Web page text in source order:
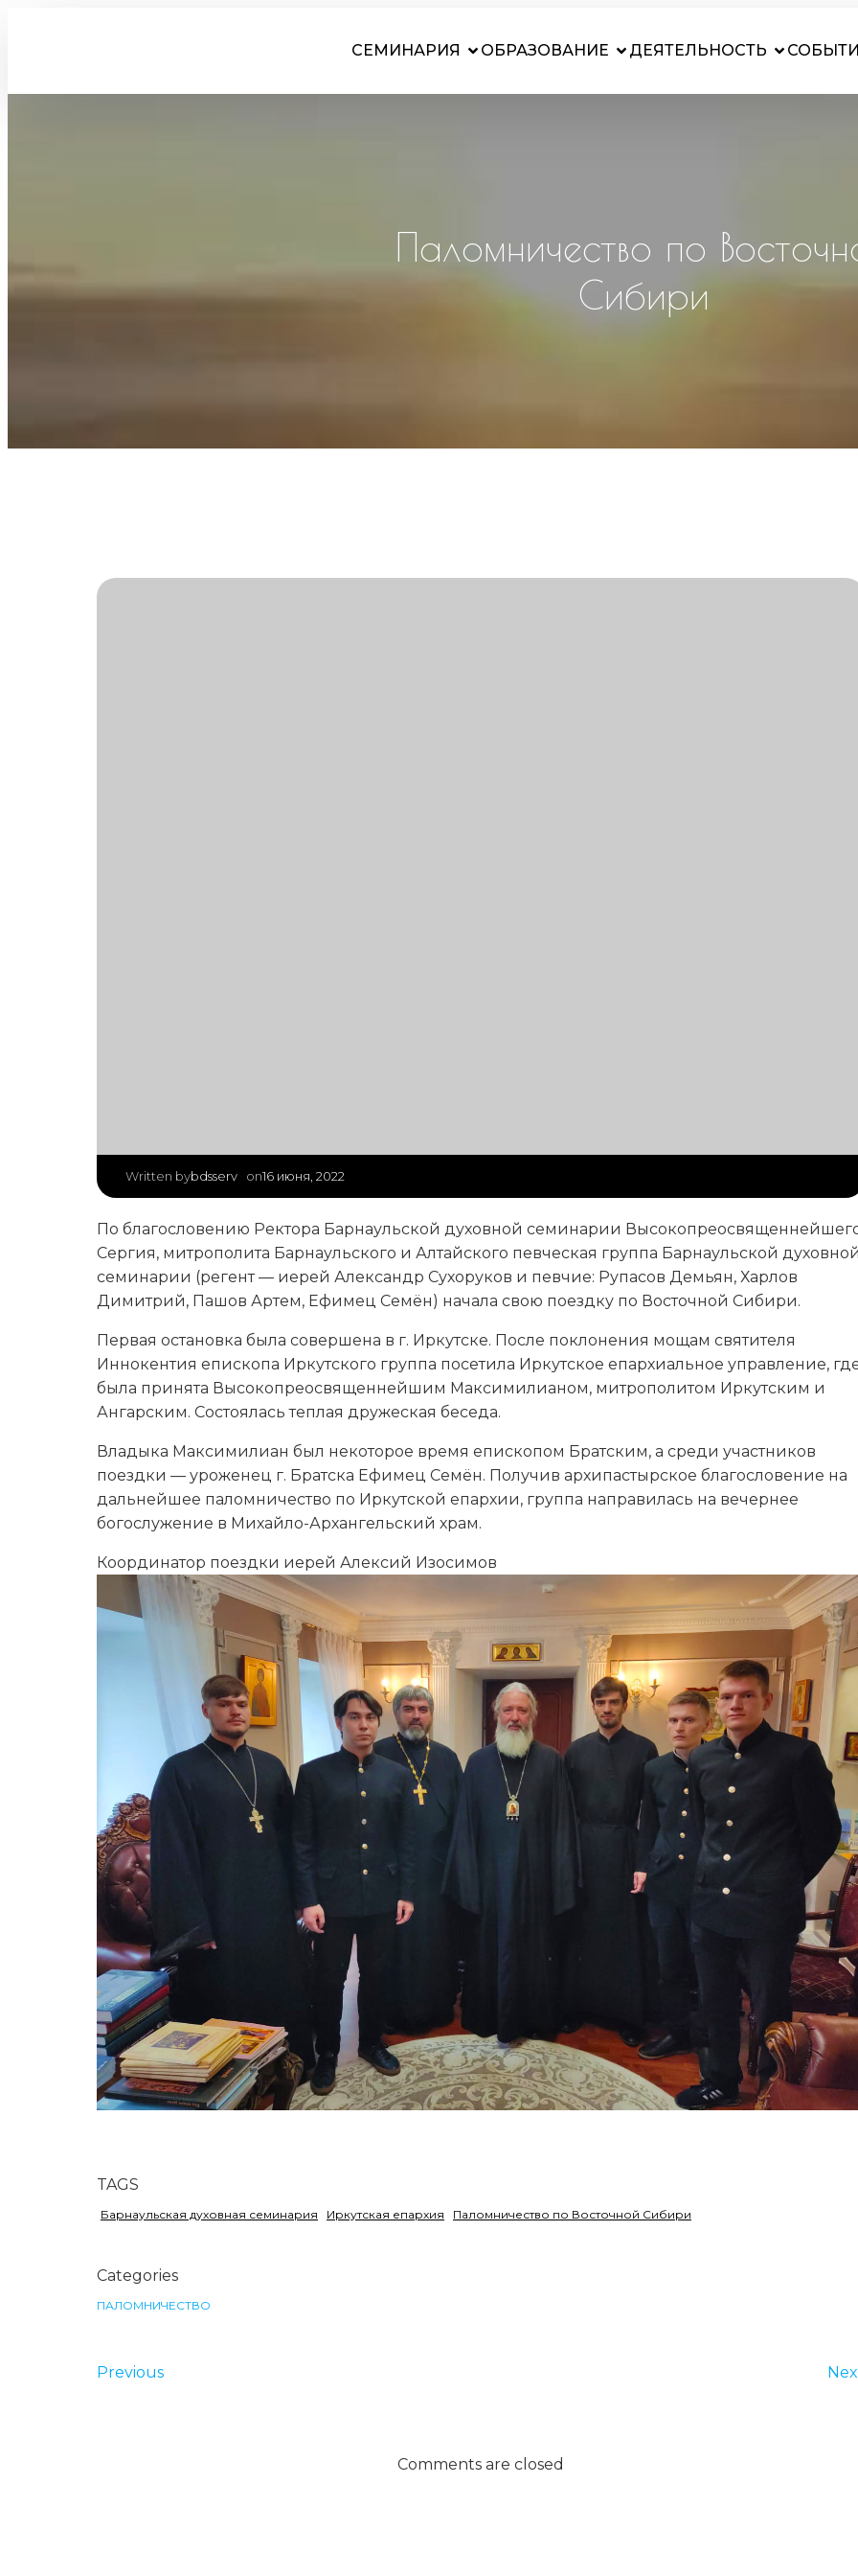
СЕМИНАРИЯ ОБРАЗОВАНИЕ ДЕЯТЕЛЬНОСТЬ
Паломничество по
Сибири
Written bybdsserv on16 июня, 2022
По благословению Ректора Барнаульской духовной семинарии
Сергия, митрополита Барнаульского и Алтайского певческая группа Барнаульской
семинарии (регент — иерей Александр Сухоруков и певчие: Рупасов Демьян, Харлов
Димитрий, Пашов Артем, Ефимец Семён) начала свою поездку по Восточной Сибири.
Первая остановка была совершена в г. Иркутске. После поклонения мощам святителя
Иннокентия епископа Иркутского группа посетила Иркутское епархиальное управление,
была принята Высокопреосвященнейшим Максимилианом, митрополитом Иркутским и
Ангарским. Состоялась теплая дружеская беседа.
Владыка Максимилиан был некоторое время епископом Братским, а среди участников
поездки — уроженец г. Братска Ефимец Семён. Получив архипастырское благословение на
дальнейшее паломничество по Иркутской епархии, группа направилась на вечернее
богослужение в Михайло-Архангельский храм.
Координатор поездки иерей Алексий Изосимов
TAGS
Барнаульская духовная семинария Иркутская епархия Паломничество по Восточной Сибири
Categories
ПАЛОМНИЧЕСТВО
Previous
Comments are closed